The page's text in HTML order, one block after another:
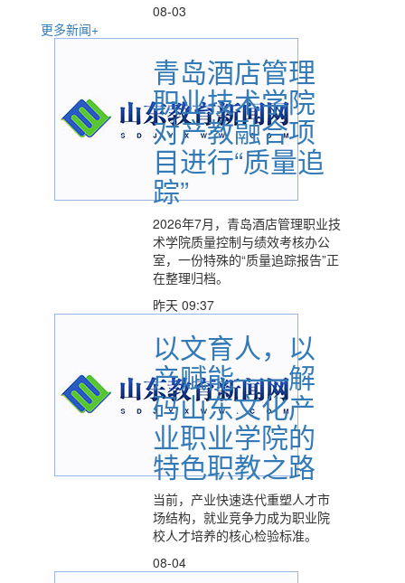
08-03
更多新闻+
青岛酒店管理
职业技术学院
对产教融合项
目进行“质量追
踪”
2026年7月，青岛酒店管理职业技
术学院质量控制与绩效考核办公
室，一份特殊的“质量追踪报告”正
在整理归档。
昨天 09:37
以文育人，以
产赋能——解
码山东文化产
业职业学院的
特色职教之路
当前，产业快速迭代重塑人才市
场结构，就业竞争力成为职业院
校人才培养的核心检验标准。
08-04